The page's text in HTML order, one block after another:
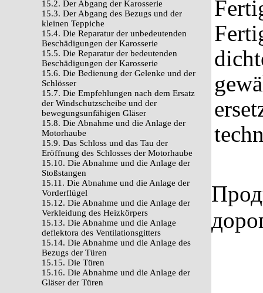
15.2. Der Abgang der Karosserie
15.3. Der Abgang des Bezugs und der
kleinen Teppiche
15.4. Die Reparatur der unbedeutenden
Beschädigungen der Karosserie
15.5. Die Reparatur der bedeutenden
Beschädigungen der Karosserie
15.6. Die Bedienung der Gelenke und der
Schlösser
15.7. Die Empfehlungen nach dem Ersatz
der Windschutzscheibe und der
bewegungsunfähigen Gläser
15.8. Die Abnahme und die Anlage der
Motorhaube
15.9. Das Schloss und das Tau der
Eröffnung des Schlosses der Motorhaube
15.10. Die Abnahme und die Anlage der
Stoßstangen
15.11. Die Abnahme und die Anlage der
Vorderflügel
15.12. Die Abnahme und die Anlage der
Verkleidung des Heizkörpers
15.13. Die Abnahme und die Anlage
deflektora des Ventilationsgitters
15.14. Die Abnahme und die Anlage des
Bezugs der Türen
15.15. Die Türen
15.16. Die Abnahme und die Anlage der
Gläser der Türen